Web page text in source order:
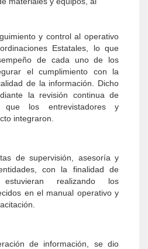
y control al operativo
Estatales, lo que
de cada uno de los
el cumplimiento con la
de la información. Dicho
la revisión continua de
los entrevistadores y
integraron.
de supervisión, asesoría y
con la finalidad de
realizando los
en el manual operativo y
de información, se dio